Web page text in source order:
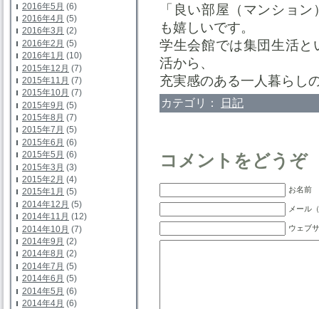
2016年5月 (6)
2016年4月 (5)
2016年3月 (2)
2016年2月 (5)
2016年1月 (10)
2015年12月 (7)
2015年11月 (7)
2015年10月 (7)
2015年9月 (5)
2015年8月 (7)
2015年7月 (5)
2015年6月 (6)
2015年5月 (6)
2015年3月 (3)
2015年2月 (4)
2015年1月 (5)
2014年12月 (5)
2014年11月 (12)
2014年10月 (7)
2014年9月 (2)
2014年8月 (2)
2014年7月 (5)
2014年6月 (5)
2014年5月 (6)
2014年4月 (6)
「良い部屋（マンショ
も嬉しいです。
学生会館では集団生活
活から、
充実感のある一人暮らし
カテゴリ： 日記
コメントをどうぞ
お名前
メール
ウェブ